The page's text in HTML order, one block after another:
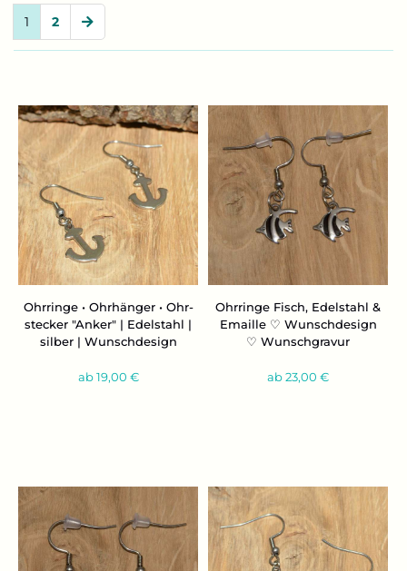
1 2
Ohr­rin­ge • Ohr­hän­ger • Ohr­
ste­cker "Anker" | Edel­stahl |
sil­ber | Wunsch­de­sign
ab 19,00 €
Ohr­rin­ge Fisch, Edel­stahl &
Email­le ♡ Wunsch­de­sign
♡ Wunsch­gra­vur
ab 23,00 €